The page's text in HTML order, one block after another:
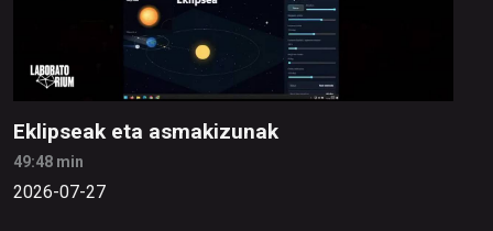
Eklipseak eta asmakizunak
49:48 min
2026-07-27